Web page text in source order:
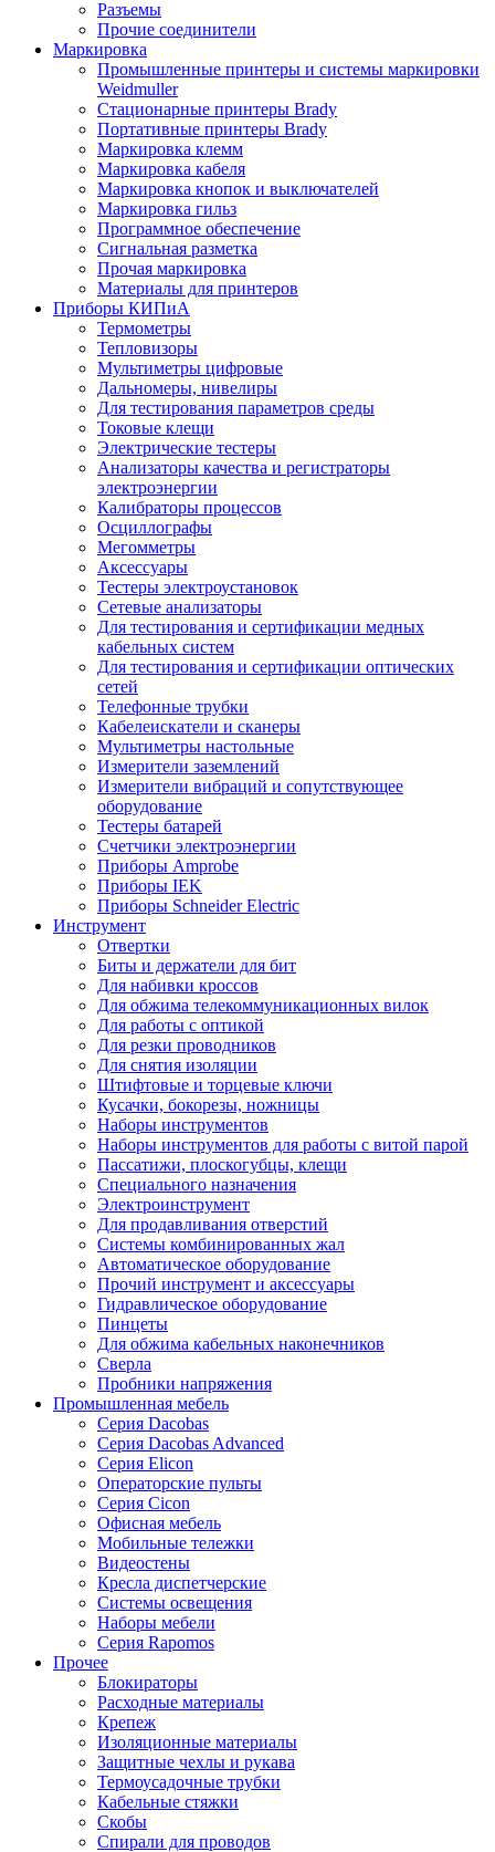
Разъемы
Прочие соединители
Маркировка
Промышленные принтеры и системы маркировки
Weidmuller
Стационарные принтеры Brady
Портативные принтеры Brady
Маркировка клемм
Маркировка кабеля
Маркировка кнопок и выключателей
Маркировка гильз
Программное обеспечение
Сигнальная разметка
Прочая маркировка
Материалы для принтеров
Приборы КИПиА
Термометры
Тепловизоры
Мультиметры цифровые
Дальномеры, нивелиры
Для тестирования параметров среды
Токовые клещи
Электрические тестеры
Анализаторы качества и регистраторы
электроэнергии
Калибраторы процессов
Осциллографы
Мегомметры
Аксессуары
Тестеры электроустановок
Сетевые анализаторы
Для тестирования и сертификации медных
кабельных систем
Для тестирования и сертификации оптических
сетей
Телефонные трубки
Кабелеискатели и сканеры
Мультиметры настольные
Измерители заземлений
Измерители вибраций и сопутствующее
оборудование
Тестеры батарей
Счетчики электроэнергии
Приборы Amprobe
Приборы IEK
Приборы Schneider Electric
Инструмент
Отвертки
Биты и держатели для бит
Для набивки кроссов
Для обжима телекоммуникационных вилок
Для работы с оптикой
Для резки проводников
Для снятия изоляции
Штифтовые и торцевые ключи
Кусачки, бокорезы, ножницы
Наборы инструментов
Наборы инструментов для работы с витой парой
Пассатижи, плоскогубцы, клещи
Специального назначения
Электроинструмент
Для продавливания отверстий
Системы комбинированных жал
Автоматическое оборудование
Прочий инструмент и аксессуары
Гидравлическое оборудование
Пинцеты
Для обжима кабельных наконечников
Сверла
Пробники напряжения
Промышленная мебель
Серия Dacobas
Серия Dacobas Advanced
Серия Elicon
Операторские пульты
Серия Cicon
Офисная мебель
Мобильные тележки
Видеостены
Кресла диспетчерские
Системы освещения
Наборы мебели
Серия Rapomos
Прочее
Блокираторы
Расходные материалы
Крепеж
Изоляционные материалы
Защитные чехлы и рукава
Термоусадочные трубки
Кабельные стяжки
Скобы
Спирали для проводов